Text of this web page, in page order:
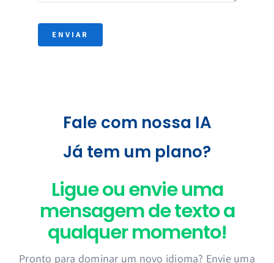
ENVIAR
Fale com nossa IA
Já tem um plano?
Ligue ou envie uma
mensagem de texto a
qualquer momento!
Pronto para dominar um novo idioma? Envie uma
mais rápido do que
nunca!
Pratique falar com nossos tutores de IA por
telefone
Nosso método de conversação em tempo real